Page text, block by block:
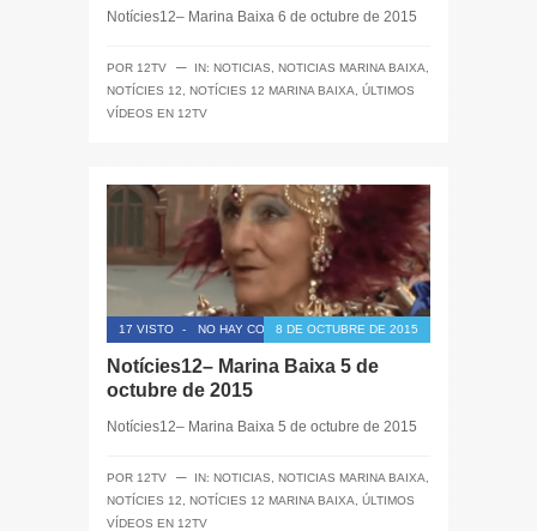
Notícies12– Marina Baixa 6 de octubre de 2015
POR 12TV ─ IN: NOTICIAS NOTICIAS MARINA BAIXA
NOTÍCIES 12
NOTÍCIES 12 MARINA BAIXA
ÚLTIMOS
VÍDEOS EN 12TV
17 VISTO - NO HAY COMENTARIOS8 DE OCTUBRE DE 2015
Notícies12– Marina Baixa 5 de
octubre de 2015
Notícies12– Marina Baixa 5 de octubre de 2015
POR 12TV ─ IN: NOTICIAS NOTICIAS MARINA BAIXA
NOTÍCIES 12
NOTÍCIES 12 MARINA BAIXA
ÚLTIMOS
VÍDEOS EN 12TV